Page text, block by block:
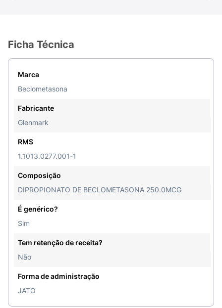
Ficha Técnica
Marca
Beclometasona
Fabricante
Glenmark
RMS
1.1013.0277.001-1
Composição
DIPROPIONATO DE BECLOMETASONA 250.0MCG
É genérico?
Sim
Tem retenção de receita?
Não
Forma de administração
JATO